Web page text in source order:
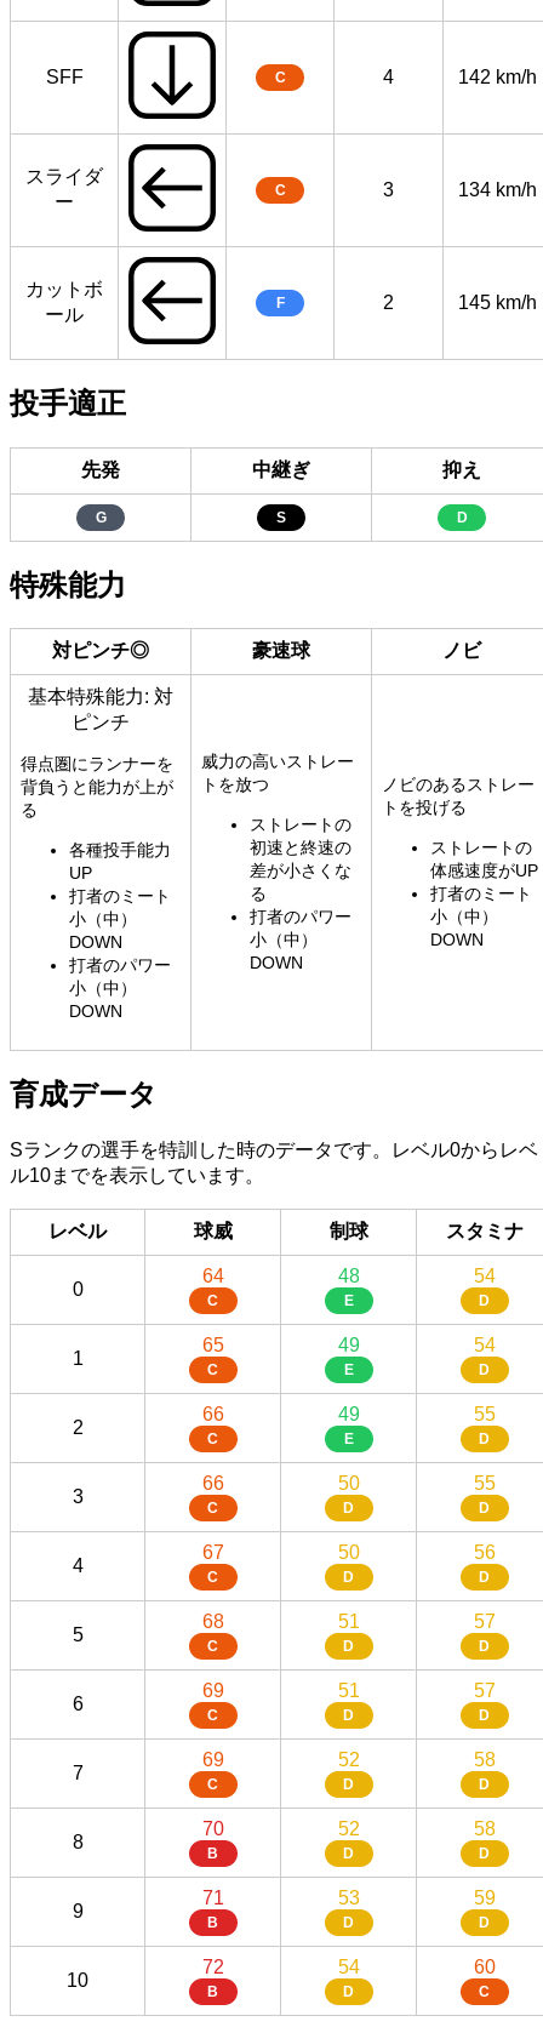
SFF C 4 142 km/h
スライダ
ー
C 3 134 km/h
カットボ
ール
F 2 145 km/h
投手適正
先発 中継ぎ 抑え
G S D
特殊能力
対ピンチ◎ 豪速球 ノビ
基本特殊能力: 対
ピンチ
得点圏にランナーを
背負うと能力が上が
る
各種投手能力
UP
打者のミート
小（中）
DOWN
打者のパワー
小（中）
DOWN
威力の高いストレー
トを放つ
ストレートの
初速と終速の
差が小さくな
る
打者のパワー
小（中）
DOWN
ノビのあるストレー
トを投げる
ストレートの
体感速度がUP
打者のミート
小（中）
DOWN
育成データ
Sランクの選手を特訓した時のデータです。レベル0からレベ
ル10までを表示しています。
レベル 球威 制球 スタミナ
0
64
C
48
E
54
D
1
65
C
49
E
54
D
2
66
C
49
E
55
D
3
66
C
50
D
55
D
4
67
C
50
D
56
D
5
68
C
51
D
57
D
6
69
C
51
D
57
D
7
69
C
52
D
58
D
8
70
B
52
D
58
D
9
71
B
53
D
59
D
10
72
B
54
D
60
C